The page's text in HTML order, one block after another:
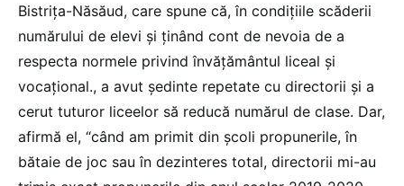
Bistrița-Năsăud, care spune că, în condițiile scăderii
numărului de elevi și ținând cont de nevoia de a
respecta normele privind învățământul liceal și
vocațional., a avut ședinte repetate cu directorii și a
cerut tuturor liceelor să reducă numărul de clase. Dar,
afirmă el, “când am primit din școli propunerile, în
bătaie de joc sau în dezinteres total, directorii mi-au